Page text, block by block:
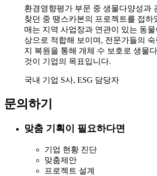
환경영향평가 부문 중 생물다양성과
찾던 중 땡스카본의 프로젝트를 접하
매는 지역 사업장과 연관이 있는 동
상으로 적합해 보이며, 전문가들의
지 복원을 통해 개체 수 보호로 생물
것이 기업의 목표입니다.
국내 기업 S사, ESG 담당자
문의하기
맞춤 기획이 필요하다면
기업 현황 진단
맞춤제안
프로젝트 설계